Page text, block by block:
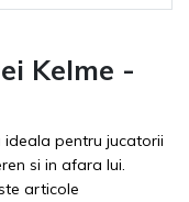
Kelme -
ideala pentru jucatorii
si in afara lui.
articole